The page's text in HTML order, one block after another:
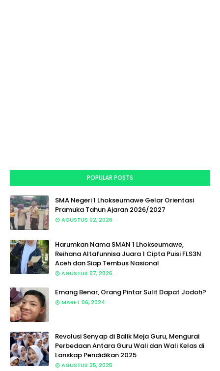
POPULAR POSTS
SMA Negeri 1 Lhokseumawe Gelar Orientasi
Pramuka Tahun Ajaran 2026/2027
AGUSTUS 02, 2026
Harumkan Nama SMAN 1 Lhokseumawe,
Reihana Altafunnisa Juara 1 Cipta Puisi FLS3N
Aceh dan Siap Tembus Nasional
AGUSTUS 07, 2026
Emang Benar, Orang Pintar Sulit Dapat Jodoh?
MARET 06, 2024
Revolusi Senyap di Balik Meja Guru, Mengurai
Perbedaan Antara Guru Wali dan Wali Kelas di
Lanskap Pendidikan 2025
AGUSTUS 25, 2025